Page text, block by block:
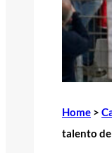
Home >
talento